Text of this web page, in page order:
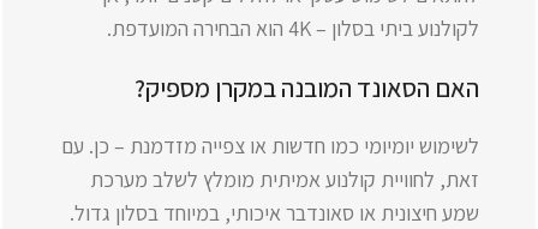
לקולנוע ביתי בסלון – 4K הוא הבחירה המועדפת.
האם הסאונד המובנה במקרן מספיק?
לשימוש יומיומי כמו חדשות או צפייה מזדמנת – כן. עם
זאת, לחוויית קולנוע אמיתית מומלץ לשלב מערכת
שמע חיצונית או סאונדבר איכותי, במיוחד בסלון גדול.